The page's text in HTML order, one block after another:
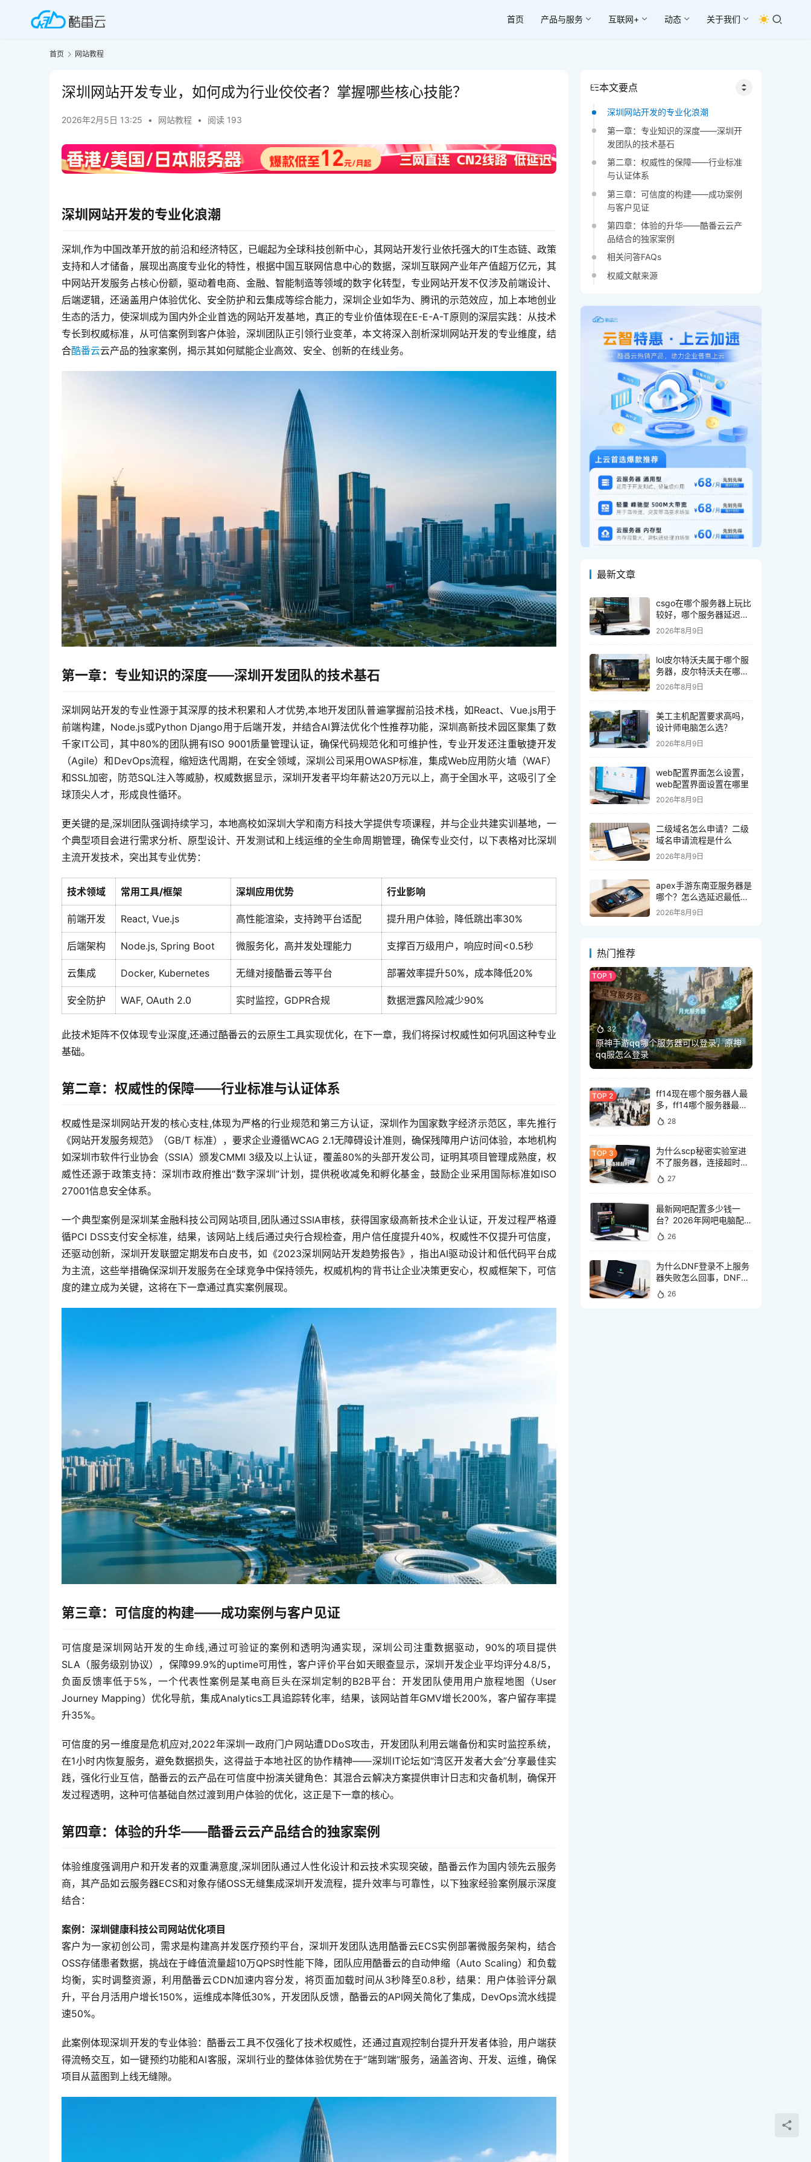
首页 产品与服务 互联网+ 动态 关于我们
首页 网站教程
深圳网站开发专业，如何成为行业佼佼者？掌握哪些核心技能？
2026年2月5日 13:25 • 网站教程 • 阅读 193
深圳网站开发的专业化浪潮
深圳,作为中国改革开放的前沿和经济特区，已崛起为全球科技创新中心，其网站开发行业依托强大的IT生态链、政策
支持和人才储备，展现出高度专业化的特性，根据中国互联网信息中心的数据，深圳互联网产业年产值超万亿元，其
中网站开发服务占核心份额，驱动着电商、金融、智能制造等领域的数字化转型，专业网站开发不仅涉及前端设计、
后端逻辑，还涵盖用户体验优化、安全防护和云集成等综合能力，深圳企业如华为、腾讯的示范效应，加上本地创业
生态的活力，使深圳成为国内外企业首选的网站开发基地，真正的专业价值体现在E-E-A-T原则的深层实践：从技术
专长到权威标准，从可信案例到客户体验，深圳团队正引领行业变革，本文将深入剖析深圳网站开发的专业维度，结
合酷番云云产品的独家案例，揭示其如何赋能企业高效、安全、创新的在线业务。
第一章：专业知识的深度——深圳开发团队的技术基石
深圳网站开发的专业性源于其深厚的技术积累和人才优势,本地开发团队普遍掌握前沿技术栈，如React、Vue.js用于
前端构建，Node.js或Python Django用于后端开发，并结合AI算法优化个性推荐功能，深圳高新技术园区聚集了数
千家IT公司，其中80%的团队拥有ISO 9001质量管理认证，确保代码规范化和可维护性，专业开发还注重敏捷开发
（Agile）和DevOps流程，缩短迭代周期，在安全领域，深圳公司采用OWASP标准，集成Web应用防火墙（WAF）
和SSL加密，防范SQL注入等威胁，权威数据显示，深圳开发者平均年薪达20万元以上，高于全国水平，这吸引了全
球顶尖人才，形成良性循环。
更关键的是,深圳团队强调持续学习，本地高校如深圳大学和南方科技大学提供专项课程，并与企业共建实训基地，一
个典型项目会进行需求分析、原型设计、开发测试和上线运维的全生命周期管理，确保专业交付，以下表格对比深圳
主流开发技术，突出其专业优势：
技术领域 常用工具/框架 深圳应用优势 行业影响
前端开发 React, Vue.js 高性能渲染，支持跨平台适配 提升用户体验，降低跳出率30%
后端架构 Node.js, Spring Boot 微服务化，高并发处理能力 支撑百万级用户，响应时间<0.5秒
云集成 Docker, Kubernetes 无缝对接酷番云等平台 部署效率提升50%，成本降低20%
安全防护 WAF, OAuth 2.0 实时监控，GDPR合规 数据泄露风险减少90%
此技术矩阵不仅体现专业深度,还通过酷番云的云原生工具实现优化，在下一章，我们将探讨权威性如何巩固这种专业
基础。
第二章：权威性的保障——行业标准与认证体系
权威性是深圳网站开发的核心支柱,体现为严格的行业规范和第三方认证，深圳作为国家数字经济示范区，率先推行
《网站开发服务规范》（GB/T 标准），要求企业遵循WCAG 2.1无障碍设计准则，确保残障用户访问体验，本地机构
如深圳市软件行业协会（SSIA）颁发CMMI 3级及以上认证，覆盖80%的头部开发公司，证明其项目管理成熟度，权
威性还源于政策支持：深圳市政府推出“数字深圳”计划，提供税收减免和孵化基金，鼓励企业采用国际标准如ISO
27001信息安全体系。
一个典型案例是深圳某金融科技公司网站项目,团队通过SSIA审核，获得国家级高新技术企业认证，开发过程严格遵
循PCI DSS支付安全标准，结果，该网站上线后通过央行合规检查，用户信任度提升40%，权威性不仅提升可信度，
还驱动创新，深圳开发联盟定期发布白皮书，如《2023深圳网站开发趋势报告》，指出AI驱动设计和低代码平台成
为主流，这些举措确保深圳开发服务在全球竞争中保持领先，权威机构的背书让企业决策更安心，权威框架下，可信
度的建立成为关键，这将在下一章通过真实案例展现。
第三章：可信度的构建——成功案例与客户见证
可信度是深圳网站开发的生命线,通过可验证的案例和透明沟通实现，深圳公司注重数据驱动，90%的项目提供
SLA（服务级别协议），保障99.9%的uptime可用性，客户评价平台如天眼查显示，深圳开发企业平均评分4.8/5，
负面反馈率低于5%，一个代表性案例是某电商巨头在深圳定制的B2B平台：开发团队使用用户旅程地图（User
Journey Mapping）优化导航，集成Analytics工具追踪转化率，结果，该网站首年GMV增长200%，客户留存率提
升35%。
可信度的另一维度是危机应对,2022年深圳一政府门户网站遭DDoS攻击，开发团队利用云端备份和实时监控系统，
在1小时内恢复服务，避免数据损失，这得益于本地社区的协作精神——深圳IT论坛如“湾区开发者大会”分享最佳实
践，强化行业互信，酷番云的云产品在可信度中扮演关键角色：其混合云解决方案提供审计日志和灾备机制，确保开
发过程透明，这种可信基础自然过渡到用户体验的优化，这正是下一章的核心。
第四章：体验的升华——酷番云云产品结合的独家案例
体验维度强调用户和开发者的双重满意度,深圳团队通过人性化设计和云技术实现突破，酷番云作为国内领先云服务
商，其产品如云服务器ECS和对象存储OSS无缝集成深圳开发流程，提升效率与可靠性，以下独家经验案例展示深度
结合：
案例：深圳健康科技公司网站优化项目
客户为一家初创公司，需求是构建高并发医疗预约平台，深圳开发团队选用酷番云ECS实例部署微服务架构，结合
OSS存储患者数据，挑战在于峰值流量超10万QPS时性能下降，团队应用酷番云的自动伸缩（Auto Scaling）和负载
均衡，实时调整资源，利用酷番云CDN加速内容分发，将页面加载时间从3秒降至0.8秒，结果：用户体验评分飙
升，平台月活用户增长150%，运维成本降低30%，开发团队反馈，酷番云的API网关简化了集成，DevOps流水线提
速50%。
此案例体现深圳开发的专业体验：酷番云工具不仅强化了技术权威性，还通过直观控制台提升开发者体验，用户端获
得流畅交互，如一键预约功能和AI客服，深圳行业的整体体验优势在于“端到端”服务，涵盖咨询、开发、运维，确保
项目从蓝图到上线无缝隙。
本文要点
深圳网站开发的专业化浪潮
第一章：专业知识的深度——深圳开
发团队的技术基石
第二章：权威性的保障——行业标准
与认证体系
第三章：可信度的构建——成功案例
与客户见证
第四章：体验的升华——酷番云云产
品结合的独家案例
相关问答FAQs
权威文献来源
最新文章
csgo在哪个服务器上玩比
较好，哪个服务器延迟低
且稳定
2026年8月9日
lol皮尔特沃夫属于哪个服
务器，皮尔特沃夫在哪个
服务器玩
2026年8月9日
美工主机配置要求高吗，
设计师电脑怎么选？
2026年8月9日
web配置界面怎么设置，
web配置界面设置在哪里
2026年8月9日
二级域名怎么申请？二级
域名申请流程是什么
2026年8月9日
apex手游东南亚服务器是
哪个？怎么选延迟最低的
服？
2026年8月9日
热门推荐
32
原神手游qq哪个服务器可以登录，原神
qq服怎么登录
ff14现在哪个服务器人最
多，ff14哪个服务器最热
闹
28
为什么scp秘密实验室进
不了服务器，连接超时怎
么解决？
27
最新网吧配置多少钱一
台？2026年网吧电脑配置
推荐清单，高性价比装机
方案
26
为什么DNF登录不上服务
器失败怎么回事，DNF登
录失败无法连接服务器怎
么办
26